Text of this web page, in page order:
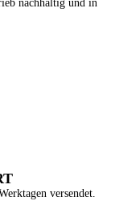
nachhaltig und in
versendet.